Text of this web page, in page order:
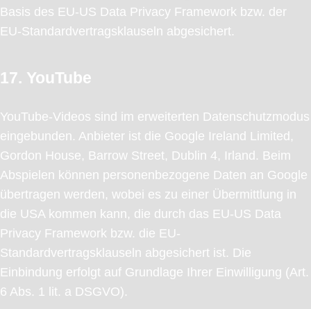
Basis des EU-US Data Privacy Framework bzw. der
EU-Standardvertragsklauseln abgesichert.
17. YouTube
YouTube-Videos sind im erweiterten Datenschutzmodus
eingebunden. Anbieter ist die Google Ireland Limited,
Gordon House, Barrow Street, Dublin 4, Irland. Beim
Abspielen können personenbezogene Daten an Google
übertragen werden, wobei es zu einer Übermittlung in
die USA kommen kann, die durch das EU-US Data
Privacy Framework bzw. die EU-
Standardvertragsklauseln abgesichert ist. Die
Einbindung erfolgt auf Grundlage Ihrer Einwilligung (Art.
6 Abs. 1 lit. a DSGVO).